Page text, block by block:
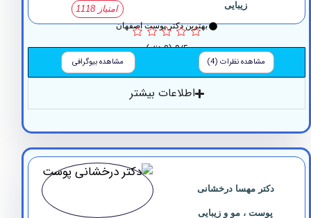
بهترین دکتر پوست اصفهان
0/5 (0 نظر)
مشاهده نظرات (4) مشاهده بیوگرافی
اطلاعات بیشتر
دکتر مهسا درخشانی
پوست ، مو و زیبایی